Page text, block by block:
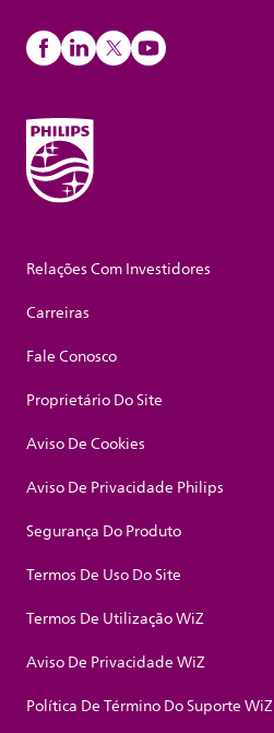
Relações Com Investidores
Carreiras
Fale Conosco
Proprietário Do Site
Aviso De Cookies
Aviso De Privacidade Philips
Segurança Do Produto
Termos De Uso Do Site
Termos De Utilização WiZ
Aviso De Privacidade WiZ
Política De Término Do Suporte WiZ